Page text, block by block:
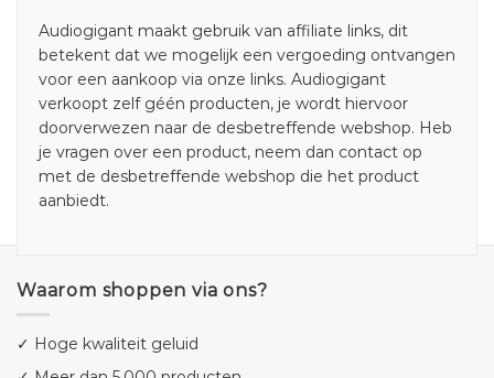
Audiogigant maakt gebruik van affiliate links, dit
betekent dat we mogelijk een vergoeding ontvangen
voor een aankoop via onze links. Audiogigant
verkoopt zelf géén producten, je wordt hiervoor
doorverwezen naar de desbetreffende webshop. Heb
je vragen over een product, neem dan contact op
met de desbetreffende webshop die het product
aanbiedt.
Waarom shoppen via ons?
✓ Hoge kwaliteit geluid